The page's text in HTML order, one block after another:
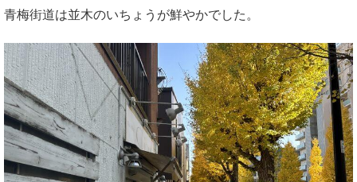
青梅街道は並木のいちょうが鮮やかでした。